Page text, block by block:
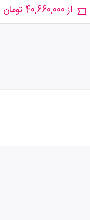
از 40,660,000 تومان